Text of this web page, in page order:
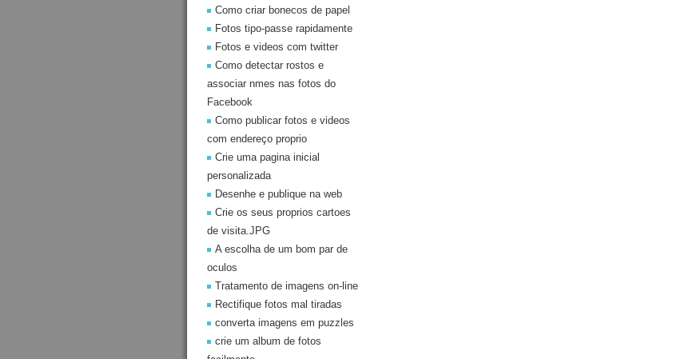
Como criar bonecos de papel
Fotos tipo-passe rapidamente
Fotos e videos com twitter
Como detectar rostos e
associar nmes nas fotos do
Facebook
Como publicar fotos e videos
com endereço proprio
Crie uma pagina inicial
personalizada
Desenhe e publique na web
Crie os seus proprios cartoes
de visita.JPG
A escolha de um bom par de
oculos
Tratamento de imagens on-line
Rectifique fotos mal tiradas
converta imagens em puzzles
crie um album de fotos